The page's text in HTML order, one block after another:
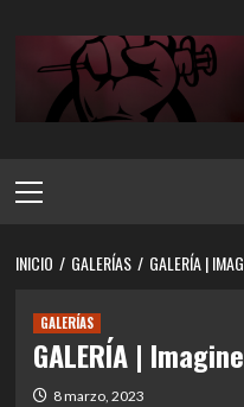
contenido
principal
INICIO GALERÍAS GALERÍA |
GALERÍAS
GALERÍA |
8 marzo, 2023